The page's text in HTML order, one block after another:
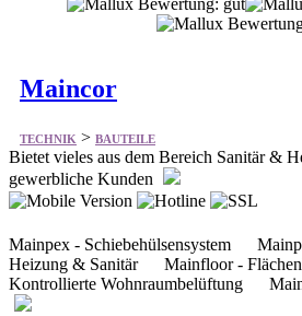
Maincor
TECHNIK > BAUTEILE
Bietet vieles aus dem Bereich Sanitär &
gewerbliche Kunden
Mainpex - Schiebehülsensystem
Heizung & Sanitär Mainfloor -
Kontrollierte Wohnraumbelüftung